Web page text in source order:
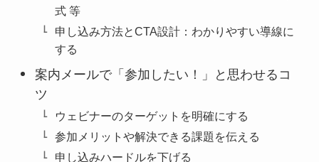
式 等
申し込み方法とCTA設計：わかりやすい導線に
する
案内メールで「参加したい！」と思わせるコ
ツ
ウェビナーのターゲットを明確にする
参加メリットや解決できる課題を伝える
申し込みハードルを下げる